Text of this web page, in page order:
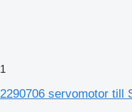
1
2290706 servomotor till